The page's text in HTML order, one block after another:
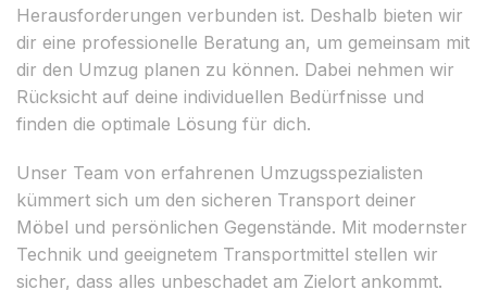
Herausforderungen verbunden ist. Deshalb bieten wir
dir eine professionelle Beratung an, um gemeinsam mit
dir den Umzug planen zu können. Dabei nehmen wir
Rücksicht auf deine individuellen Bedürfnisse und
finden die optimale Lösung für dich.
Unser Team von erfahrenen Umzugsspezialisten
kümmert sich um den sicheren Transport deiner
Möbel und persönlichen Gegenstände. Mit modernster
Technik und geeignetem Transportmittel stellen wir
sicher, dass alles unbeschadet am Zielort ankommt.